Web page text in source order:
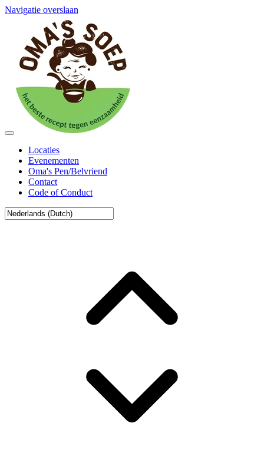
Navigatie overslaan
Locaties
Evenementen
Oma's Pen/Belvriend
Contact
Code of Conduct